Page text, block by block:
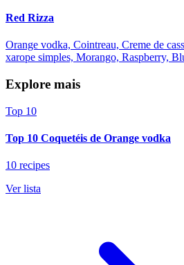
Red Rizza
Orange vodka, Cointreau, Creme de
xarope simples, Morango, Raspberry,
Explore mais
Top 10
Top 10 Coquetéis de Orange vodka
10 recipes
Ver lista